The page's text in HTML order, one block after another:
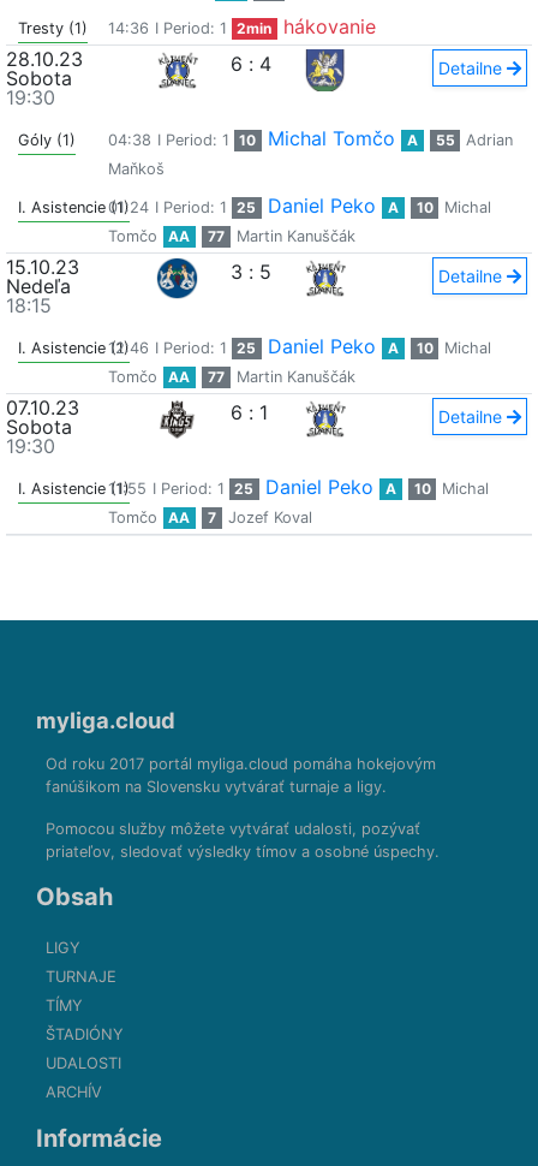
Tresty (1) 14:36 I Period: 1 2min
hákovanie
28.10.23
Sobota
19:30
6 : 4 Detailne
Góly (1) 04:38 I Period: 1 10 Michal Tomčo A 55
Adrian
Maňkoš
I. Asistencie (1)01:24 I Period: 1 25 Daniel Peko A 10
Michal
Tomčo
AA 77 Martin Kanuščák
15.10.23
Nedeľa
18:15
3 : 5 Detailne
I. Asistencie (1)12:46 I Period: 1 25 Daniel Peko A 10
Michal
Tomčo
AA 77 Martin Kanuščák
07.10.23
Sobota
19:30
6 : 1 Detailne
I. Asistencie (1)
11:55 I Period: 1 25 Daniel Peko A 10
Michal
Tomčo
AA 7 Jozef Koval
myliga.cloud
Od roku 2017 portál myliga.cloud pomáha hokejovým
fanúšikom na Slovensku vytvárať turnaje a ligy.
Pomocou služby môžete vytvárať udalosti, pozývať
priateľov, sledovať výsledky tímov a osobné úspechy.
Obsah
LIGY
TURNAJE
TÍMY
ŠTADIÓNY
UDALOSTI
ARCHÍV
Informácie